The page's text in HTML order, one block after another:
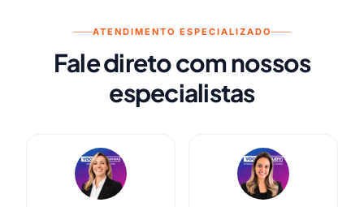
ATENDIMENTO ESPECIALIZADO
Fale direto com nossos
especialistas